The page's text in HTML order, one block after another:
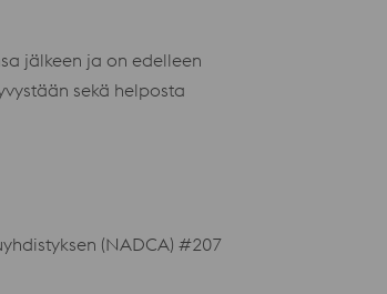
jälkeen ja on edelleen
sekä helposta
(NADCA) #207